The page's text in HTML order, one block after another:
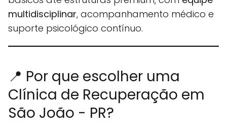
multidisciplinar, acompanhamento médico e
suporte psicológico contínuo.
📍 Por que escolher uma
Clínica de Recuperação em
São João - PR?